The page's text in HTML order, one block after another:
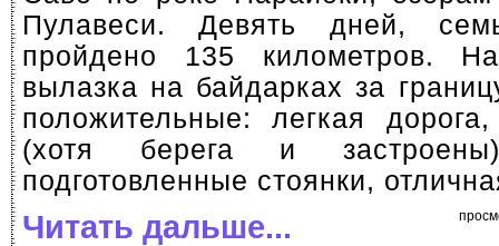
Пулавеси. Девять дней,
пройдено 135 километров.
вылазка на байдарках за
положительные: легкая
(хотя берега и
подготовленные стоянки,
Читать дальше...